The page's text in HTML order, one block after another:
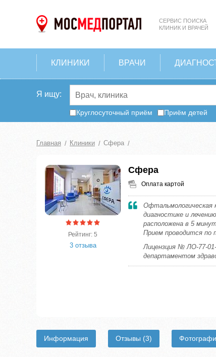
СЕРВИС ПОИСКА
КЛИНИК И ВРАЧЕЙ
КЛИНИКИ ВРАЧИ
Я ищу:
Круглосуточный приём Приём детей
Главная Клиники Сфера
Рейтинг: 5
3 отзыва
Сфера
Оплата картой
Офтальмологическая
диагностике и
расположена в 5
Прием проводится по
Лицензция № ЛО-77-
департаментом
Информация Отзывы (3)